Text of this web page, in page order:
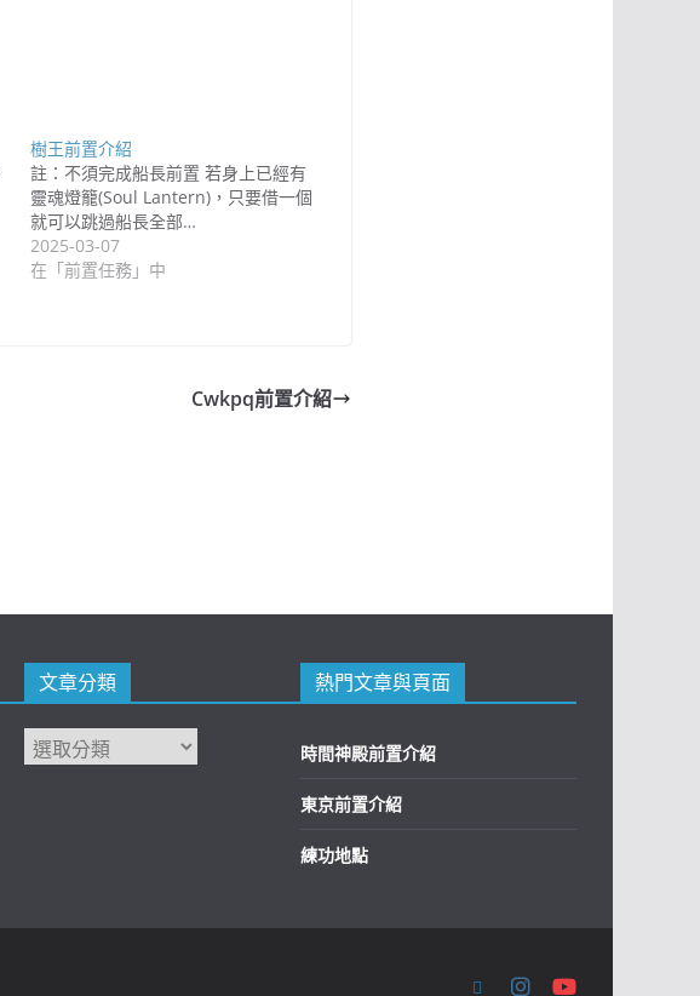
樹王前置介紹
註：不須完成船長前置 若身上已經有
靈魂燈籠(Soul Lantern)，只要借一個
就可以跳過船長全部…
2025-03-07
在「前置任務」中
Cwkpq前置介紹
文章分類 熱門文章與頁面
時間神殿前置介紹
東京前置介紹
練功地點